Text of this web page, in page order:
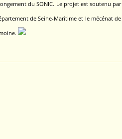
du SONIC. Le projet est soutenu par
de Seine-Maritime et le mécénat de